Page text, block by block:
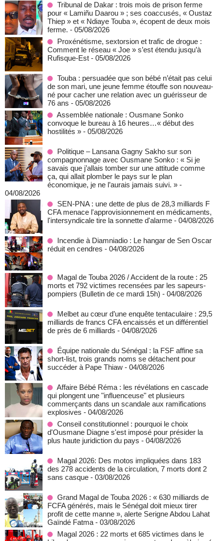
Tribunal de Dakar : trois mois de prison ferme
pour « Lamiñu Daarou » ; ses coaccusés, « Oustaz
Thiep » et « Ndiaye Touba », écopent de deux mois
ferme. - 05/08/2026
Proxénétisme, sextorsion et trafic de drogue :
Comment le réseau « Joe » s’est étendu jusqu’à
Rufisque-Est - 05/08/2026
Touba : persuadée que son bébé n’était pas celui
de son mari, une jeune femme étouffe son nouveau-
né pour cacher une relation avec un guérisseur de
76 ans - 05/08/2026
Assemblée nationale : Ousmane Sonko
convoque le bureau à 16 heures…« début des
hostilités » - 05/08/2026
Politique – Lansana Gagny Sakho sur son
compagnonnage avec Ousmane Sonko : « Si je
savais que j’allais tomber sur une attitude comme
ça, qui allait plomber le pays sur le plan
économique, je ne l’aurais jamais suivi. » -
04/08/2026
SEN-PNA : une dette de plus de 28,3 milliards F
CFA menace l'approvisionnement en médicaments,
l'intersyndicale tire la sonnette d'alarme - 04/08/2026
Incendie à Diamniadio : Le hangar de Sen Oscar
réduit en cendres - 04/08/2026
Magal de Touba 2026 / Accident de la route : 25
morts et 792 victimes recensées par les sapeurs-
pompiers (Bulletin de ce mardi 15h) - 04/08/2026
Melbet au cœur d’une enquête tentaculaire : 29,5
milliards de francs CFA encaissés et un différentiel
de près de 6 milliards - 04/08/2026
Équipe nationale du Sénégal : la FSF affine sa
short-list, trois grands noms se détachent pour
succéder à Pape Thiaw - 04/08/2026
Affaire Bébé Réma : les révélations en cascade
qui plongent une "influenceuse" et plusieurs
commerçants dans un scandale aux ramifications
explosives - 04/08/2026
Conseil constitutionnel : pourquoi le choix
d'Ousmane Diagne s'est imposé pour présider la
plus haute juridiction du pays - 04/08/2026
Magal 2026: Des motos impliquées dans 183
des 278 accidents de la circulation, 7 morts dont 2
sans casque - 03/08/2026
Grand Magal de Touba 2026 : « 630 milliards de
FCFA générés, mais le Sénégal doit mieux tirer
profit de cette manne », alerte Serigne Abdou Lahat
Gaïndé Fatma - 03/08/2026
Magal 2026 : 22 morts et 685 victimes dans le